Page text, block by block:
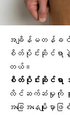
အချိန်မတန်ခင်သု
စိတ်ပိုင်းဆိုင်ရာနဲ့
တယ်။
စိတ်ပိုင်းဆိုင်ရာ အက
လိင်ဆက်ဆံမှုကို လူမ
အခြေအနေမျိုးမှာ